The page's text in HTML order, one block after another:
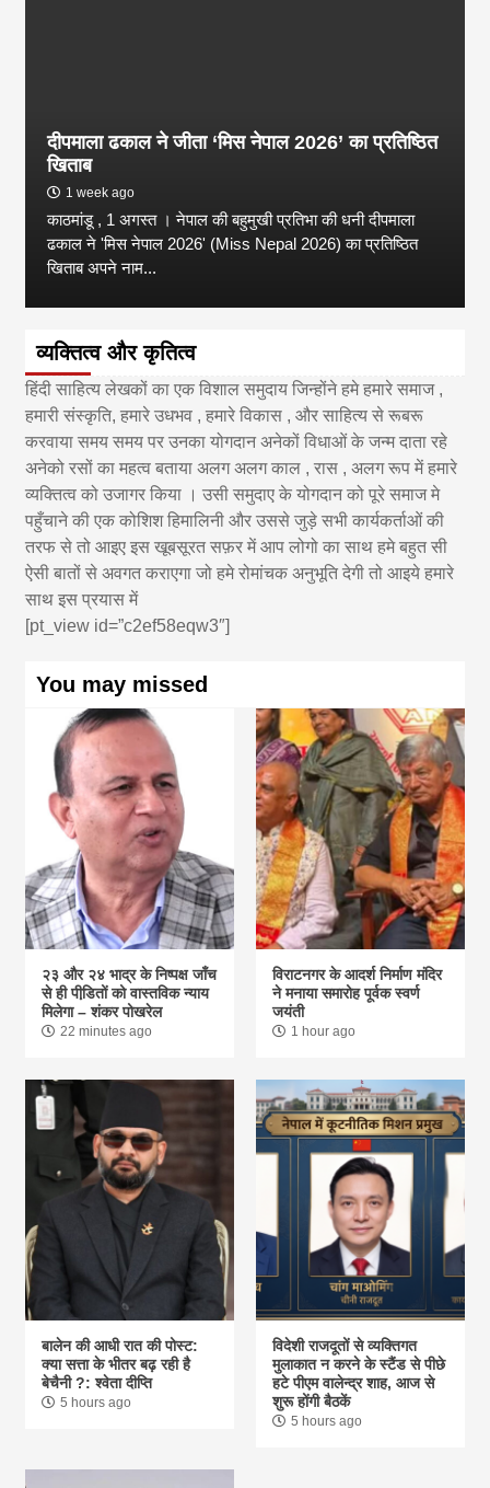
दीपमाला ढकाल ने जीता ‘मिस नेपाल 2026’ का प्रतिष्ठित
खिताब
1 week ago
काठमांडू , 1 अगस्त । नेपाल की बहुमुखी प्रतिभा की धनी दीपमाला
ढकाल ने 'मिस नेपाल 2026' (Miss Nepal 2026) का प्रतिष्ठित
खिताब अपने नाम...
व्यक्तित्व और कृतित्व
हिंदी साहित्य लेखकों का एक विशाल समुदाय जिन्होंने हमे हमारे समाज ,
हमारी संस्कृति, हमारे उधभव , हमारे विकास , और साहित्य से रूबरू
करवाया समय समय पर उनका योगदान अनेकों विधाओं के जन्म दाता रहे
अनेको रसों का महत्व बताया अलग अलग काल , रास , अलग रूप में हमारे
व्यक्तित्व को उजागर किया । उसी समुदाए के योगदान को पूरे समाज मे
पहुँचाने की एक कोशिश हिमालिनी और उससे जुड़े सभी कार्यकर्ताओं की
तरफ से तो आइए इस खूबसूरत सफ़र में आप लोगो का साथ हमे बहुत सी
ऐसी बातों से अवगत कराएगा जो हमे रोमांचक अनुभूति देगी तो आइये हमारे
साथ इस प्रयास में
[pt_view id=”c2ef58eqw3″]
You may missed
२३ और २४ भाद्र के निष्पक्ष जाँच
से ही पीडि़तों को वास्तविक न्याय
मिलेगा – शंकर पोखरेल
22 minutes ago
विराटनगर के आदर्श निर्माण मंदिर
ने मनाया समारोह पूर्वक स्वर्ण
जयंती
1 hour ago
बालेन की आधी रात की पोस्ट:
क्या सत्ता के भीतर बढ़ रही है
बेचैनी ?: श्वेता दीप्ति
5 hours ago
विदेशी राजदूतों से व्यक्तिगत
मुलाकात न करने के स्टैंड से पीछे
हटे पीएम वालेन्द्र शाह, आज से
शुरू होंगी बैठकें
5 hours ago